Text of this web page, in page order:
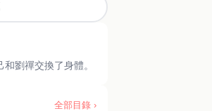
劉禪交換了身體。
全部目錄 ›